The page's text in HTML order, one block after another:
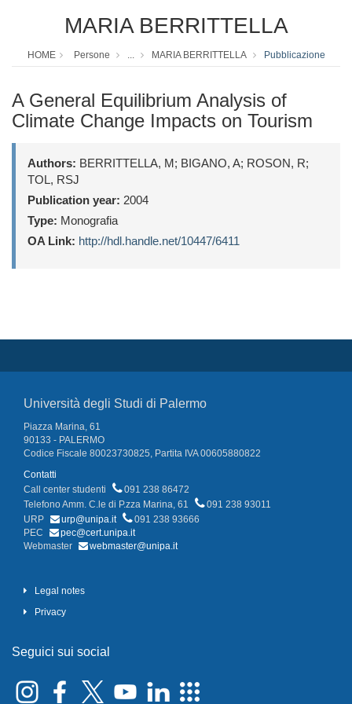
MARIA BERRITTELLA
HOME Persone ... MARIA BERRITTELLA Pubblicazione
A General Equilibrium Analysis of
Climate Change Impacts on Tourism
Authors: BERRITTELLA, M; BIGANO, A; ROSON, R;
TOL, RSJ
Publication year: 2004
Type: Monografia
OA Link: http://hdl.handle.net/10447/6411
Università degli Studi di Palermo
Piazza Marina, 61
90133 - PALERMO
Codice Fiscale 80023730825, Partita IVA 00605880822
Contatti
Call center studenti
091 238 86472
Telefono Amm. C.le di P.zza Marina, 61
091 238 93011
URP
urp@unipa.it
091 238 93666
PEC
pec@cert.unipa.it
Webmaster
webmaster@unipa.it
Legal notes
Privacy
Seguici sui social